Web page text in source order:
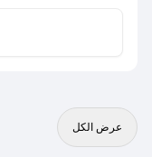
عرض الكل